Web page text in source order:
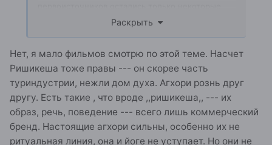
записи Патанджали, их явно недостаточно, мы об
этом с вами уже говорили немного. Почему
традициям - не настоящий йогин? Тот, с кем я
познакомился кажется был не агхори, а
классическим шиваитом, хотя я не уверен
(агхори, если не ошибаюсь служат Яме - слуге
Шивы). В любом случае и то и то - путь бхакти
(служения кому-то из Богов). Мне честно говоря
кажется, что многие бхакти, включая и агхори,
намного лучше разбираются в йоге, чем
Раскрыть
Нет, я мало фильмов смотрю по этой теме. Насчет
Ришикеша тоже правы --- он скорее часть
туриндустрии, нежли дом духа. Агхори рознь друг
другу. Есть такие , что вроде ,,ришикеша,, --- их
образ, речь, поведение --- всего лишь коммерческий
бренд. Настоящие агхори сильны, особенно их не
ритуальная линия, она и йоге не уступает. Но они не